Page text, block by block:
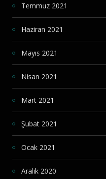
Temmuz 2021
Haziran 2021
Mayıs 2021
Nisan 2021
Mart 2021
Şubat 2021
Ocak 2021
Aralık 2020